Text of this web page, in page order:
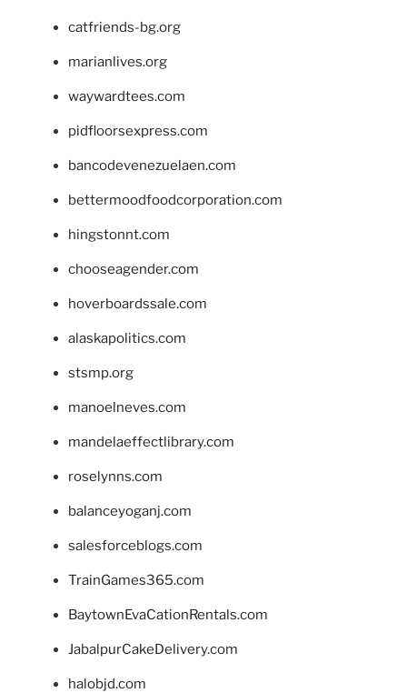
catfriends-bg.org
marianlives.org
waywardtees.com
pidfloorsexpress.com
bancodevenezuelaen.com
bettermoodfoodcorporation.com
hingstonnt.com
chooseagender.com
hoverboardssale.com
alaskapolitics.com
stsmp.org
manoelneves.com
mandelaeffectlibrary.com
roselynns.com
balanceyoganj.com
salesforceblogs.com
TrainGames365.com
BaytownEvaCationRentals.com
JabalpurCakeDelivery.com
halobjd.com